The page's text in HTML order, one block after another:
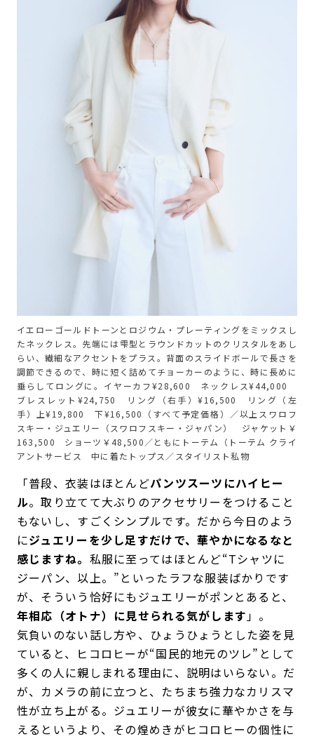
イエローゴールドトーンとロジウム・プレーティングをミックスし
たネックレス。先端には雫型とラウンドカットのクリスタルをあし
らい、繊細なアクセントをプラス。背面のスライドボールで長さを
調節できるので、時に短く詰めてチョーカーのように、時に長めに
垂らしてロングに。イヤーカフ¥28,600 ネックレス¥44,000
ブレスレット¥24,750 リング（右手）¥16,500 リング（左
手）上¥19,800 下¥16,500（すべて予定価格）／以上スワロフ
スキー・ジュエリー（スワロフスキー・ジャパン） ジャケット￥
163,500 ショーツ￥48,500／ともにトーテム（トーテム クライ
アントサービス 中に着たトップス／スタイリスト私物
「普段、衣装はほとんどパンツスーツにハイヒー
ル。取り立てて大ぶりのアクセサリーをつけること
もないし、すごくシンプルです。だから今日のよう
にジュエリーを少し足すだけで、華やかになるなと
感じますね。 私服に至ってはほとんど“Tシャツに
ジーパン、以上。”といったラフな服装ばかりです
が、そういう恰好にもジュエリーがポンとあると、
年相応（オトナ）に見せられる気がします」。
気負いのない話し方や、ひょうひょうとした姿を見
ていると、ヒコロヒーが“国民的地元のツレ”として
多くの人に親しまれる理由に、説明はいらない。だ
が、カメラの前に立つと、たちまち強力なカリスマ
性が立ち上がる。ジュエリーが彼女に華やかさを与
えるというより、その煌めきがヒコロヒーの個性に